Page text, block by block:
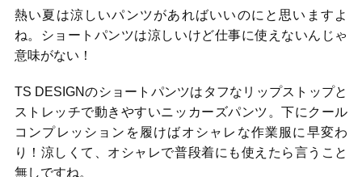
熱い夏は涼しいパンツがあればいいのにと思いますよ
ね。ショートパンツは涼しいけど仕事に使えないんじゃ
意味がない！
TS DESIGNのショートパンツはタフなリップストップと
ストレッチで動きやすいニッカーズパンツ。下にクール
コンプレッションを履けばオシャレな作業服に早変わ
り！涼しくて、オシャレで普段着にも使えたら言うこと
無しですね。